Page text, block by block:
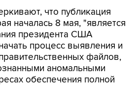
что публикация
началась 8 мая, "является
президента США
процесс выявления и
файлов,
аномальными
обеспечения полной